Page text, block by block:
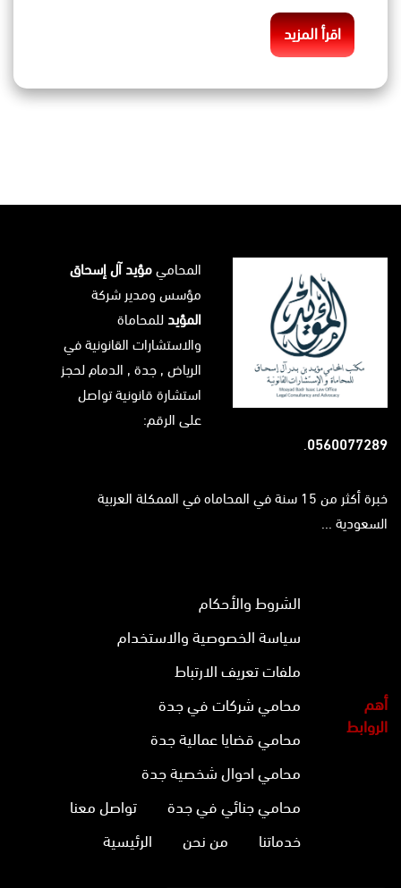
اقرأ المزيد
المحاميمؤيد آل إسحاق
مؤسس ومدير شركة
المؤيد للمحاماة
والاستشارات القانونية في
الرياض , جدة , الدماملحجز
استشارة قانونية تواصل
على الرقم:
0560077289
.
خبرة أكثر من 15 سنة في المحاماه في الممكلة العربية
السعودية ...
أهم
الروابط
الشروط والأحكام
سياسة الخصوصية والاستخدام
ملفات تعريف الارتباط
محامي شركات في جدة
محامي قضايا عمالية جدة
محامي احوال شخصية جدة
محامي جنائي في جدة
تواصل معنا
خدماتنا
من نحن الرئيسية